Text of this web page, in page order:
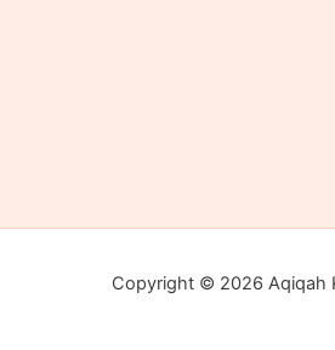
Copyright © 2026 Aqiqah